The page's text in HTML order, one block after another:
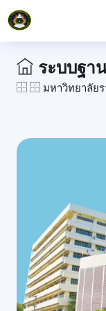
ระบบฐา
มหาวิทยาลัย